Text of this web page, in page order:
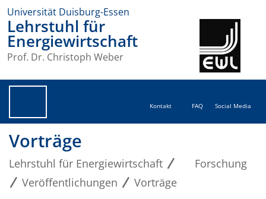
Universität Duisburg-Essen
Lehrstuhl für
Energiewirtschaft
Prof. Dr. Christoph Weber
Kontakt FAQ Social Media
Vorträge
Lehrstuhl für Energiewirtschaft
Forschung
Veröffentlichungen
Vorträge